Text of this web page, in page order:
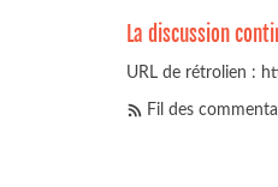
La discussion
URL de rétrolien :
Fil des